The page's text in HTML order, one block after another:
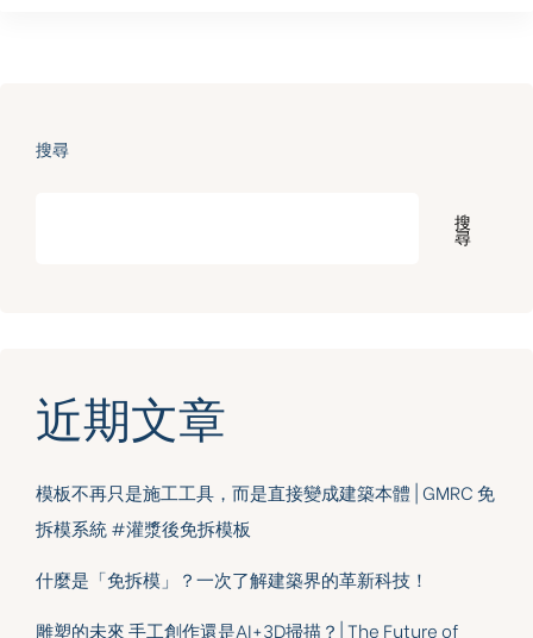
搜尋
搜
尋
近期文章
模板不再只是施工工具，而是直接變成建築本體 | GMRC 免
拆模系統 #灌漿後免拆模板
什麼是「免拆模」？一次了解建築界的革新科技！
雕塑的未來 手工創作還是AI+3D掃描？| The Future of